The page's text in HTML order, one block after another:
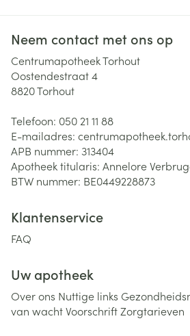
Neem contact met ons op
Centrumapotheek Torhout
Oostendestraat 4
8820Torhout
Telefoon: 050 21 11 88
E-mailadres:
APB nummer: 313404
Apotheek titularis: Annelore
BTW nummer: BE0449228873
Klantenservice
FAQ
Uw apotheek
Over ons Nuttige links
van wachtVoorschriftZorgtarieven